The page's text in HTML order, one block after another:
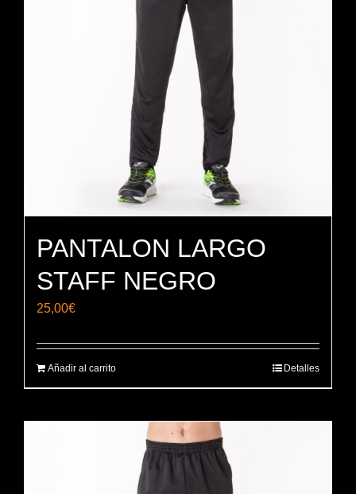
PANTALON LARGO
STAFF NEGRO
25,00€
Añadir al carrito Detalles